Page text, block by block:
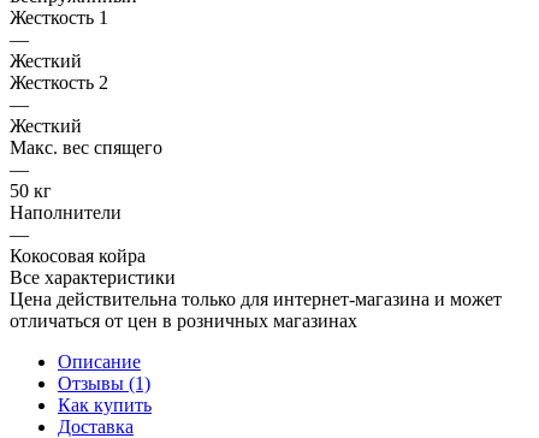
Жесткость 1
—
Жесткий
Жесткость 2
—
Жесткий
Макс. вес спящего
—
50 кг
Наполнители
—
Кокосовая койра
Все характеристики
Цена действительна только для интернет-магазина и может
отличаться от цен в розничных магазинах
Описание
Отзывы (1)
Как купить
Доставка